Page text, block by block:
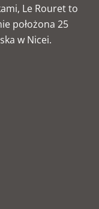
Le Rouret to
położona 25
w Nicei.